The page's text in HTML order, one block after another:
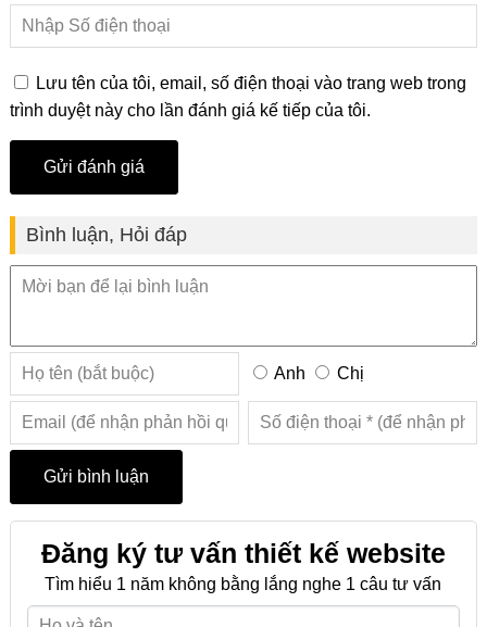
Lưu tên của tôi, email, số điện thoại vào trang web trong
trình duyệt này cho lần đánh giá kế tiếp của tôi.
Bình luận, Hỏi đáp
Anh Chị
Đăng ký tư vấn thiết kế website
Tìm hiểu 1 năm không bằng lắng nghe 1 câu tư vấn